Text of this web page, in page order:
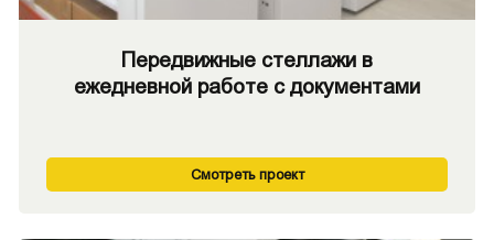
Передвижные стеллажи в
ежедневной работе с документами
Смотреть проект